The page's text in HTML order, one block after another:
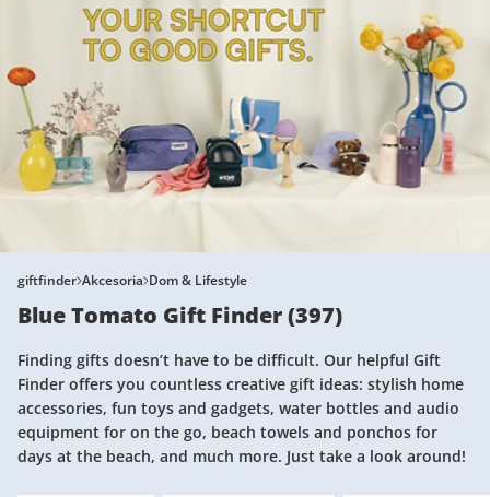
giftfinder Akcesoria Dom & Lifestyle
Blue Tomato Gift Finder(397)
Finding gifts doesn’t have to be difficult. Our helpful Gift
Finder offers you countless creative gift ideas: stylish home
accessories, fun toys and gadgets, water bottles and audio
equipment for on the go, beach towels and ponchos for
days at the beach, and much more. Just take a look around!